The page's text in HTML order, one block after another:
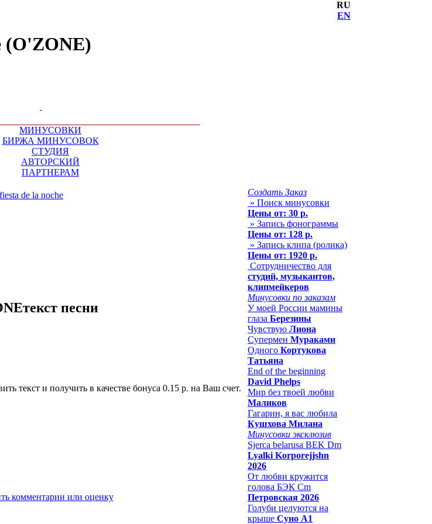
RU
EN
(O'ZONE)
МИНУСОВКИ
БИРЖА МИНУСОВОК
СТУДИЯ
АВТОРСКИЙ
ПАРТНЕРАМ
de la noche
текст песни
текст и получить в качестве бонуса 0.15 р. на Ваш счет.
комментарии или оценку
Создать Заказ
» Поиск минусовки
Цены от: 30 р.
» Запись фонограммы
Цены от: 128 р.
» Запись клипа (ролика)
Цены от: 1920 р.
Сотрудничество для
студий, музыкантов,
клипмейкеров
Минусовки по заказам
У моей России мамины
глаза Березины
Чувствую Лиона
Супермен Мураками
Одного Кортукова
Татьяна
End of the beginning
David Phelps
Мир без твоей любви
Маликов
Гагарин, я вас любила
Кушхова Милана
Минусовки эксклюзив
Sjerca belarusa BEK Dm
Lyalki Korporejjshn
2026
От любви кружится
голова БЭК Cm
Петровская 2026
Голуби целуются на
крыше Суно А1